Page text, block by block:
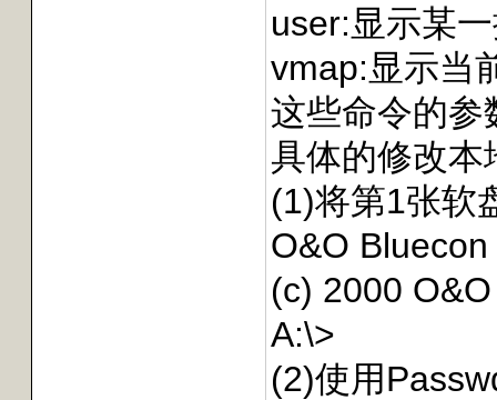
user:显示某
vmap:显示当
这些命令的
具体的修改
(1)将第1张软
O&O
(c) 2000
A:\>
(2)使用